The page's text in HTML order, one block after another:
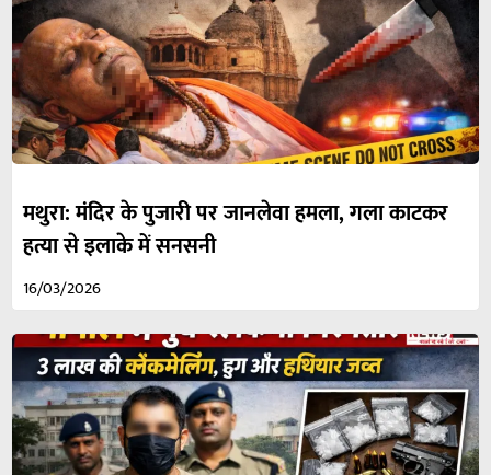
मथुरा: मंदिर के पुजारी पर जानलेवा हमला, गला काटकर
हत्या से इलाके में सनसनी
16/03/2026